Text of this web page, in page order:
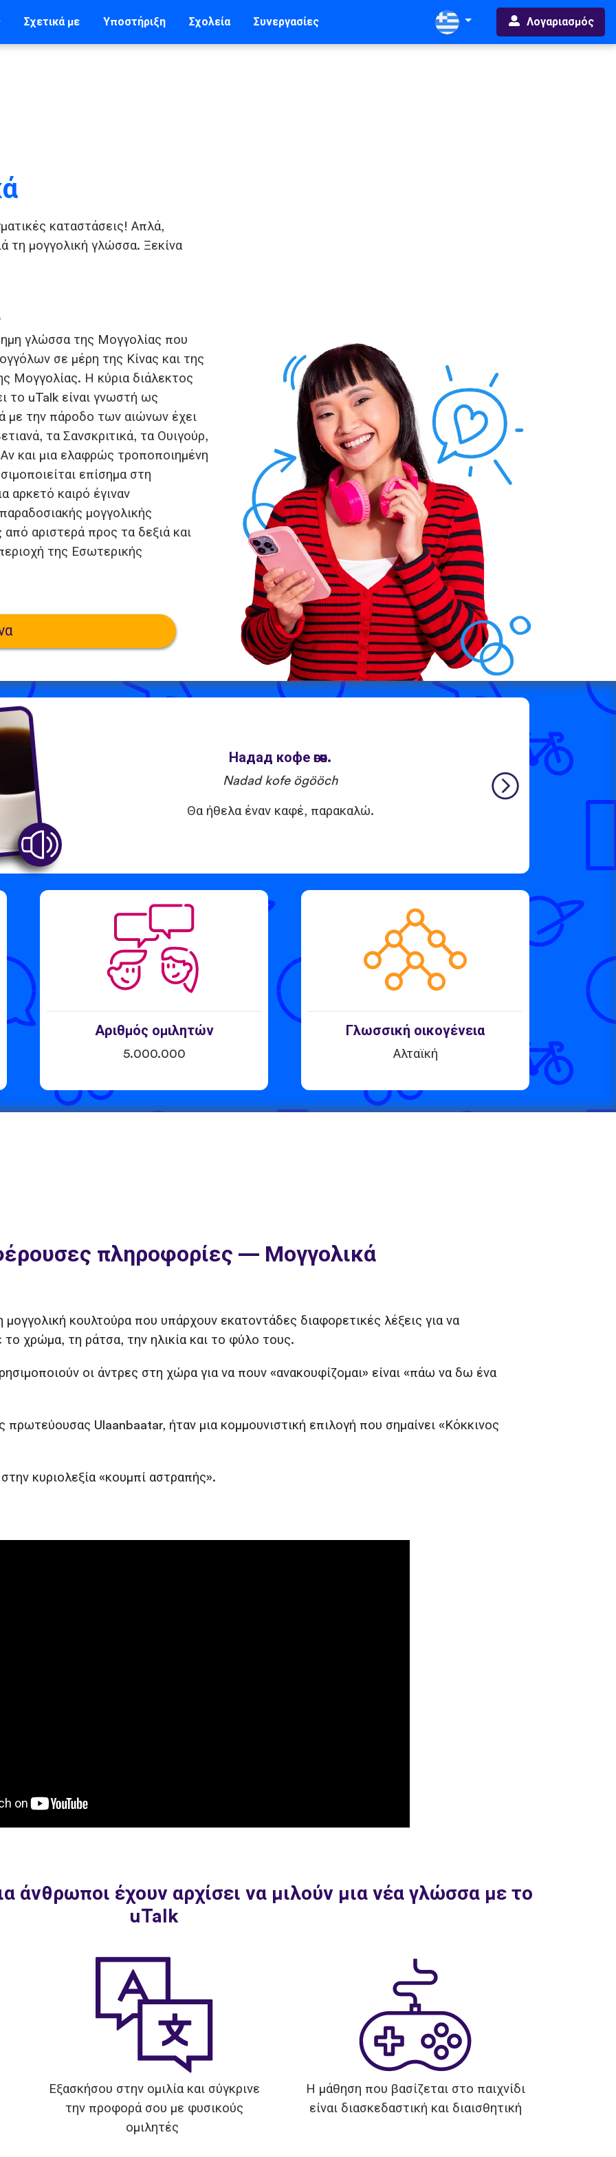
Σχετικά με Υποστήριξη Σχολεία Συνεργασίες Λογαριασμός
καταστάσεις! Απλά,
τη μογγολική γλώσσα. Ξεκίνα
γλώσσα της Μογγολίας που
σε μέρη της Κίνας και της
Μογγολίας. Η κύρια διάλεκτος
το uTalk είναι γνωστή ως
με την πάροδο των αιώνων έχει
τα Σανσκριτικά, τα Ουιγούρ,
και μια ελαφρώς τροποποιημένη
επίσημα στη
αρκετό καιρό έγιναν
μογγολικής
αριστερά προς τα δεξιά και
της Εσωτερικής
Надад кофе өгөөч.
Nadad kofe ögööch
Θα ήθελα έναν καφέ, παρακαλώ.
Αριθμός ομιλητών
5.000.000
Γλωσσική οικογένεια
Αλταϊκή
πληροφορίες — Μογγολικά
μογγολική κουλτούρα που υπάρχουν εκατοντάδες διαφορετικές λέξεις για να
χρώμα, τη ράτσα, την ηλικία και το φύλο τους.
οι άντρες στη χώρα για να πουν «ανακουφίζομαι» είναι «πάω να δω ένα
πρωτεύουσας Ulaanbaatar, ήταν μια κομμουνιστική επιλογή που σημαίνει «Κόκκινος
κυριολεξία «κουμπί αστραπής».
άνθρωποι έχουν αρχίσει να μιλούν μια νέα γλώσσα με το
uTalk
Εξασκήσου στην ομιλία και σύγκρινε
την προφορά σου με φυσικούς
ομιλητές
Η μάθηση που βασίζεται στο παιχνίδι
είναι διασκεδαστική και διαισθητική